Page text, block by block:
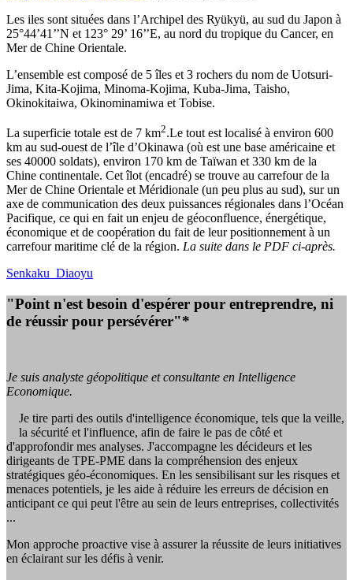
Les iles sont situées dans l’Archipel des Ryükyü, au sud du Japon à
25°44’41’’N et 123° 29’ 16’’E, au nord du tropique du Cancer, en
Mer de Chine Orientale.
L’ensemble est composé de 5 îles et 3 rochers du nom de Uotsuri-
Jima, Kita-Kojima, Minoma-Kojima, Kuba-Jima, Taisho,
Okinokitaiwa, Okinominamiwa et Tobise.
La superficie totale est de 7 km2.Le tout est localisé à environ 600
km au sud-ouest de l’île d’Okinawa (où est une base américaine et
ses 40000 soldats), environ 170 km de Taïwan et 330 km de la
Chine continentale. Cet îlot (encadré) se trouve au carrefour de la
Mer de Chine Orientale et Méridionale (un peu plus au sud), sur un
axe de communication des deux puissances régionales dans l’Océan
Pacifique, ce qui en fait un enjeu de géoconfluence, énergétique,
économique et de coopération du fait de leur positionnement à un
carrefour maritime clé de la région. La suite dans le PDF ci-après.
Senkaku_Diaoyu
"Point n'est besoin d'espérer pour entreprendre, ni
de réussir pour persévérer"*
Je suis analyste géopolitique et consultante en Intelligence
Economique.
Je tire parti des outils d'intelligence économique, tels que la veille,
la sécurité et l'influence, afin de faire le pas de côté et
d'approfondir mes analyses. J'accompagne les décideurs et les
dirigeants de TPE-PME dans la compréhension des enjeux
stratégiques géo-économiques. En les sensibilisant sur les risques et
menaces potentiels, je les aide à réduire les erreurs de décision en
anticipant ce qui peut l'être au sein de leurs entreprises, collectivités
...
Mon approche proactive vise à assurer la réussite de leurs initiatives
en éclairant sur les défis à venir.